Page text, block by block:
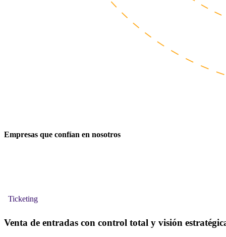
Empresas que confían en nosotros
Ticketing
Venta de entradas con control total y visión